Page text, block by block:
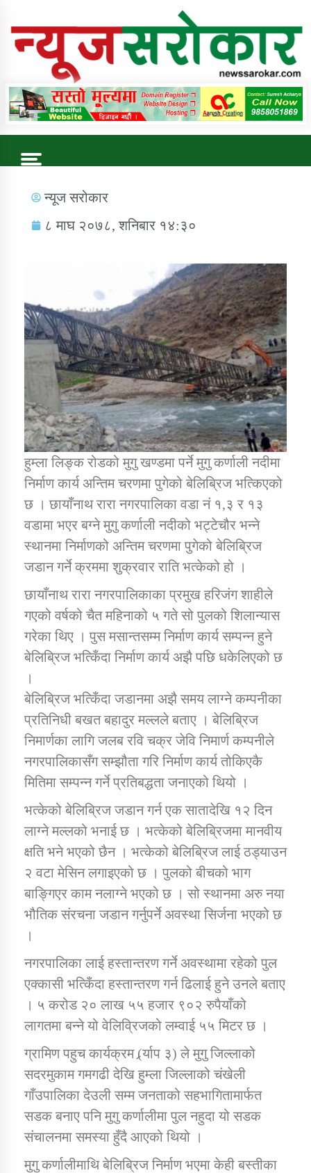
Online News Portal
कुषि बिकास कार्यालय जुम्ला सुचना सन्देश
डिभिजन कार्यालय जुम्लाको सुचना सन्देश
कर्णाली प्रविधि शिक्षालय जुम्लाको सुचना
सामाजिक बिकास कार्यालय जुम्लाकाे सुचना
कार्यक्रम कार्यान्वयन एकाई जुम्लाको सुचना
कर्णाली प्राविधि शिक्षालय जुम्लाको सुचना
तातोपानी गाउँपालिकाको न्यायिक समिति सम्बन्धी सन्देश
तातोपानी गाउँपालिका जुम्लाको महिला तथा लैङ्गिक हिंसा
सम्बन्धी सूचना सन्देश
सन्देश
तातोपानी गाउँपालिका जुम्लाको बालविवाह सन्देश
तातोपानी गाउँपालिका जुम्लाको सूचना
न्यूज सरोकार
८ माघ २०७८, शनिबार १४:३०
हुम्ला लिङ्क रोडको मुगु खण्डमा पर्ने मुगु कर्णाली नदीमा
निर्माण कार्य अन्तिम चरणमा पुगेको बेलिब्रिज भत्किएको
छ । छायाँनाथ रारा नगरपालिका वडा नं १,३ र १३
वडामा भएर बग्ने मुगु कर्णाली नदीको भट्टेचौर भन्ने
स्थानमा निर्माणको अन्तिम चरणमा पुगेको बेलिब्रिज
जडान गर्ने क्रममा शुक्रवार राति भत्केको हो ।
छायाँनाथ रारा नगरपालिकाका प्रमुख हरिजंग शाहीले
गएको वर्षको चैत महिनाको ५ गते सो पुलको शिलान्यास
गरेका थिए । पुस मसान्तसम्म निर्माण कार्य सम्पन्न हुने
बेलिब्रिज भत्किँदा निर्माण कार्य अझै पछि धकेलिएको छ
।
बेलिब्रिज भत्किँदा जडानमा अझै समय लाग्ने कम्पनीका
प्रतिनिधी बखत बहादुर मल्लले बताए । बेलिब्रिज
निमार्णका लागि जलब रवि चक्र जेवि निमार्ण कम्पनीले
नगरपालिकासँग सम्झौता गरि निर्माण कार्य तोकिएकै
मितिमा सम्पन्न गर्ने प्रतिबद्धता जनाएको थियो ।
भत्केको बेलिब्रिज जडान गर्न एक सातादेखि १२ दिन
लाग्ने मल्लको भनाई छ । भत्केको बेलिब्रिजमा मानवीय
क्षति भने भएको छैन । भत्केको बेलिब्रिज लाई ठड्याउन
२ वटा मेसिन लगाइएको छ । पुलको बीचको भाग
बाङ्गिएर काम नलाग्ने भएको छ । सो स्थानमा अरु नया
भौतिक संरचना जडान गर्नुपर्ने अवस्था सिर्जना भएको छ
।
नगरपालिका लाई हस्तान्तरण गर्ने अवस्थामा रहेको पुल
एक्कासी भत्किँदा हस्तान्तरण गर्न ढिलाई हुने उनले बताए
। ५ करोड २० लाख ५५ हजार ९०२ रुपैयाँको
लागतमा बन्ने यो वेलिव्रिजको लम्वाई ५५ मिटर छ ।
ग्रामिण पहुच कार्यक्रम (र्र्याप ३) ले मुगु जिल्लाको
सदरमुकाम गमगढी देखि हुम्ला जिल्लाको चंखेली
गाँउपालिका देउली सम्म जनताको सहभागितामार्फत
सडक बनाए पनि मुगु कर्णालीमा पुल नहुदा यो सडक
संचालनमा समस्या हुँदै आएको थियो ।
मुगु कर्णालीमाथि बेलिब्रिज निर्माण भएमा केही बस्तीका